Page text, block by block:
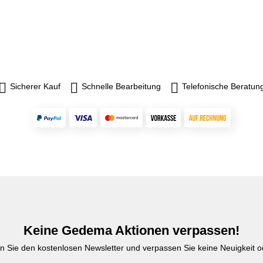
Sicherer Kauf Schnelle Bearbeitung Telefonische
Keine Gedema Aktionen verpassen!
Sie den kostenlosen Newsletter und verpassen Sie keine Neuigkeit